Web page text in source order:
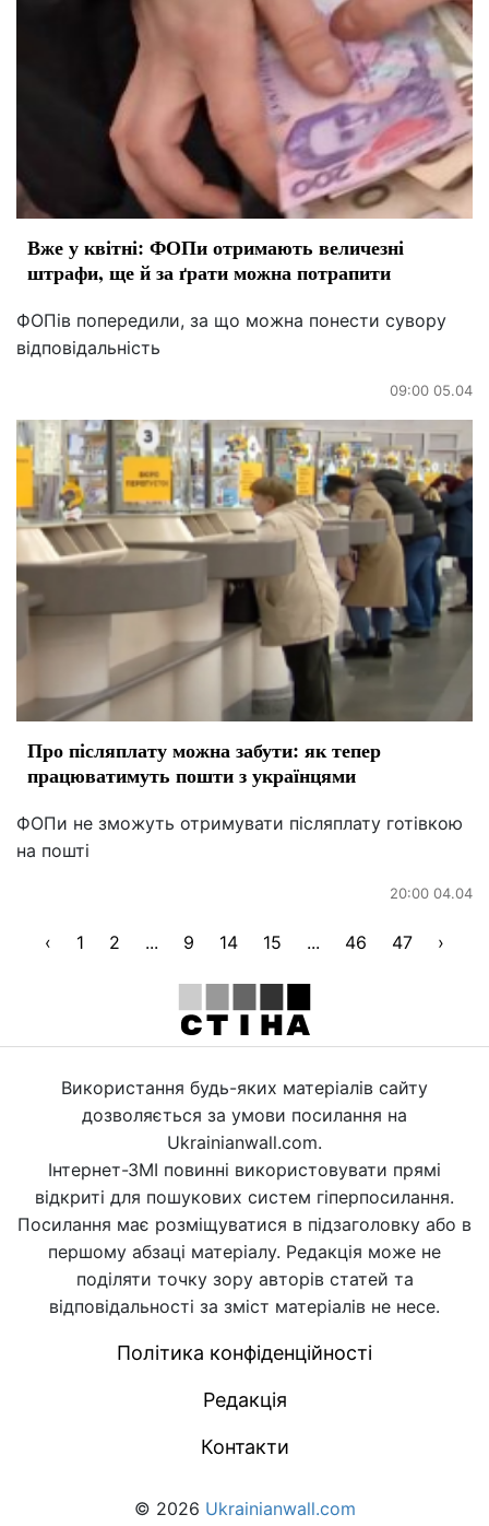
Вже у квітні: ФОПи отримають величезні
штрафи, ще й за ґрати можна потрапити
ФОПів попередили, за що можна понести сувору
відповідальність
09:00 05.04
Про післяплату можна забути: як тепер
працюватимуть пошти з українцями
ФОПи не зможуть отримувати післяплату готівкою
на пошті
20:00 04.04
‹ 1 2 ... 9 14 15 ... 46 47 ›
Використання будь-яких матеріалів сайту
дозволяється за умови посилання на
Ukrainianwall.com.
Інтернет-ЗМІ повинні використовувати прямі
відкриті для пошукових систем гіперпосилання.
Посилання має розміщуватися в підзаголовку або в
першому абзаці матеріалу. Редакція може не
поділяти точку зору авторів статей та
відповідальності за зміст матеріалів не несе.
Політика конфіденційності
Редакція
Контакти
© 2026 Ukrainianwall.com